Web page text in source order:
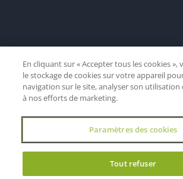
En cliquant sur « Accepter tous les cookies »,
le stockage de cookies sur votre appareil
navigation sur le site, analyser son
à nos efforts de marketing.
Paramètres des cookies
Tout refuser